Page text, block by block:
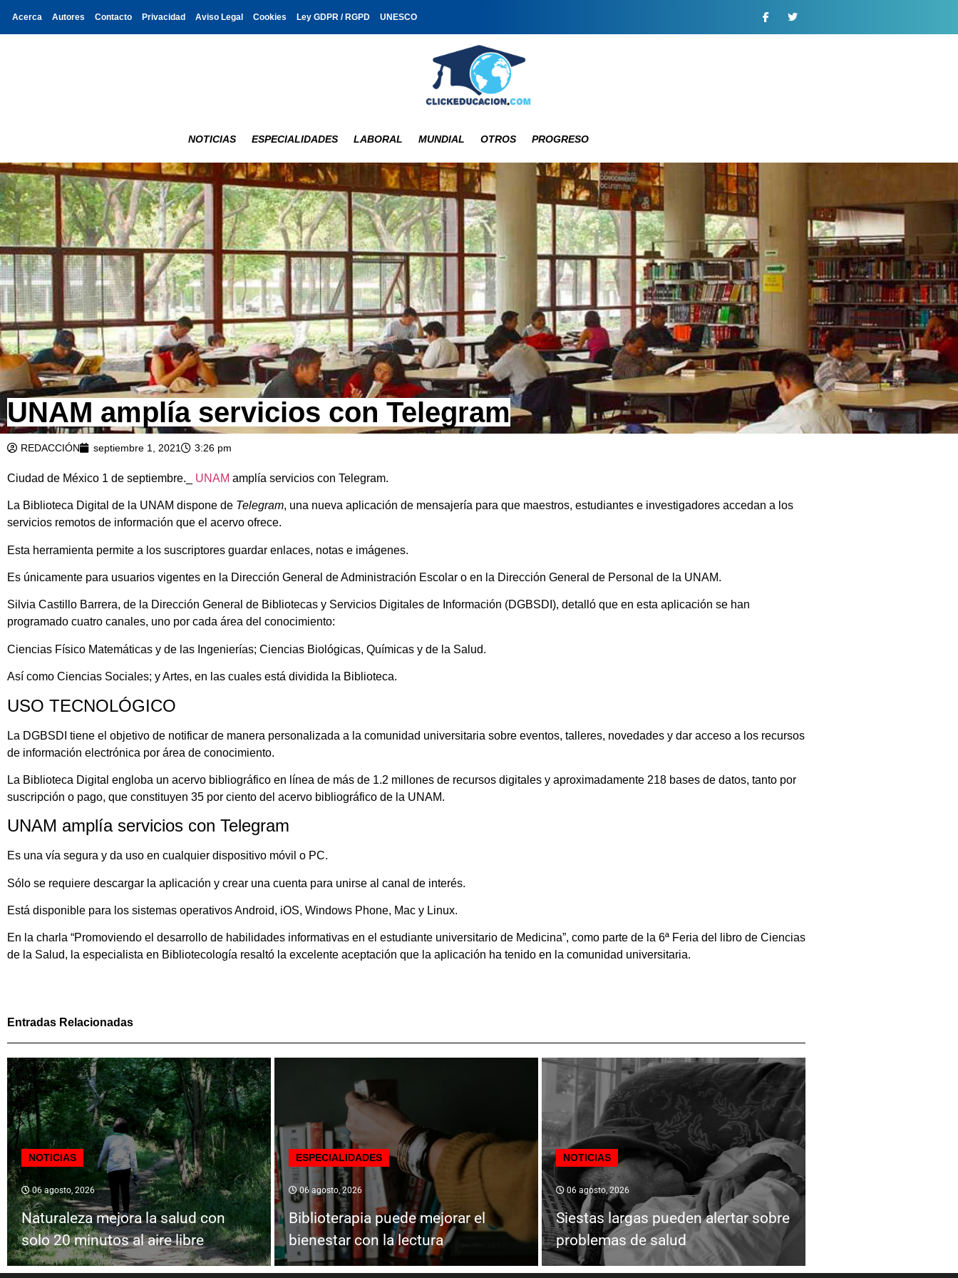
Acerca Autores Contacto Privacidad Aviso Legal Cookies Ley GDPR / RGPD UNESCO
NOTICIAS ESPECIALIDADES LABORAL MUNDIAL OTROS PROGRESO
UNAM amplía servicios con Telegram
REDACCIÓN septiembre 1, 2021 3:26 pm
Ciudad de México 1 de septiembre._ UNAM amplía servicios con Telegram.
La Biblioteca Digital de la UNAM dispone de Telegram, una nueva aplicación de mensajería para que maestros, estudiantes e investigadores accedan a los
servicios remotos de información que el acervo ofrece.
Esta herramienta permite a los suscriptores guardar enlaces, notas e imágenes.
Es únicamente para usuarios vigentes en la Dirección General de Administración Escolar o en la Dirección General de Personal de la UNAM.
Silvia Castillo Barrera, de la Dirección General de Bibliotecas y Servicios Digitales de Información (DGBSDI), detalló que en esta aplicación se han
programado cuatro canales, uno por cada área del conocimiento:
Ciencias Físico Matemáticas y de las Ingenierías; Ciencias Biológicas, Químicas y de la Salud.
Así como Ciencias Sociales; y Artes, en las cuales está dividida la Biblioteca.
USO TECNOLÓGICO
La DGBSDI tiene el objetivo de notificar de manera personalizada a la comunidad universitaria sobre eventos, talleres, novedades y dar acceso a los recursos
de información electrónica por área de conocimiento.
La Biblioteca Digital engloba un acervo bibliográfico en línea de más de 1.2 millones de recursos digitales y aproximadamente 218 bases de datos, tanto por
suscripción o pago, que constituyen 35 por ciento del acervo bibliográfico de la UNAM.
UNAM amplía servicios con Telegram
Es una vía segura y da uso en cualquier dispositivo móvil o PC.
Sólo se requiere descargar la aplicación y crear una cuenta para unirse al canal de interés.
Está disponible para los sistemas operativos Android, iOS, Windows Phone, Mac y Linux.
En la charla “Promoviendo el desarrollo de habilidades informativas en el estudiante universitario de Medicina”, como parte de la 6ª Feria del libro de Ciencias
de la Salud, la especialista en Bibliotecología resaltó la excelente aceptación que la aplicación ha tenido en la comunidad universitaria.
Entradas Relacionadas
NOTICIAS
06 agosto, 2026
Naturaleza mejora la salud con
solo 20 minutos al aire libre
ESPECIALIDADES
06 agosto, 2026
Biblioterapia puede mejorar el
bienestar con la lectura
NOTICIAS
06 agosto, 2026
Siestas largas pueden alertar sobre
problemas de salud